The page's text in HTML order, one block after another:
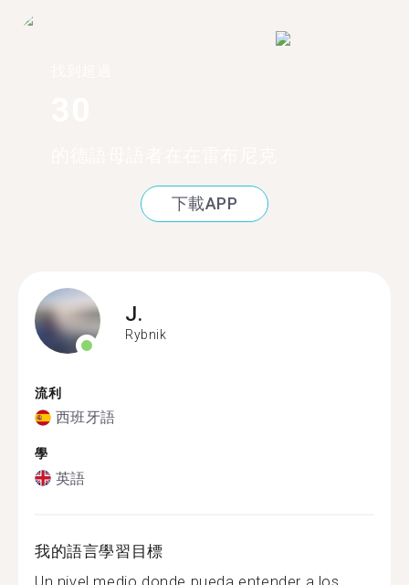
下載APP
J.
Rybnik
流利
西班牙語
學
英語
我的語言學習目標
Un nivel medio donde pueda entender a los